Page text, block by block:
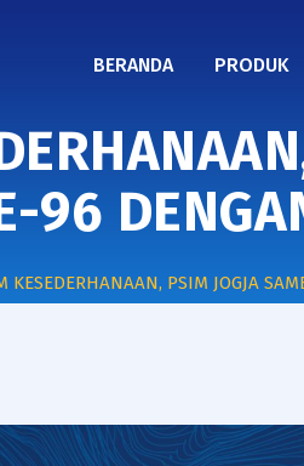
BERANDA PRODUK
96
KESEDERHANAAN, PSIM JOGJA